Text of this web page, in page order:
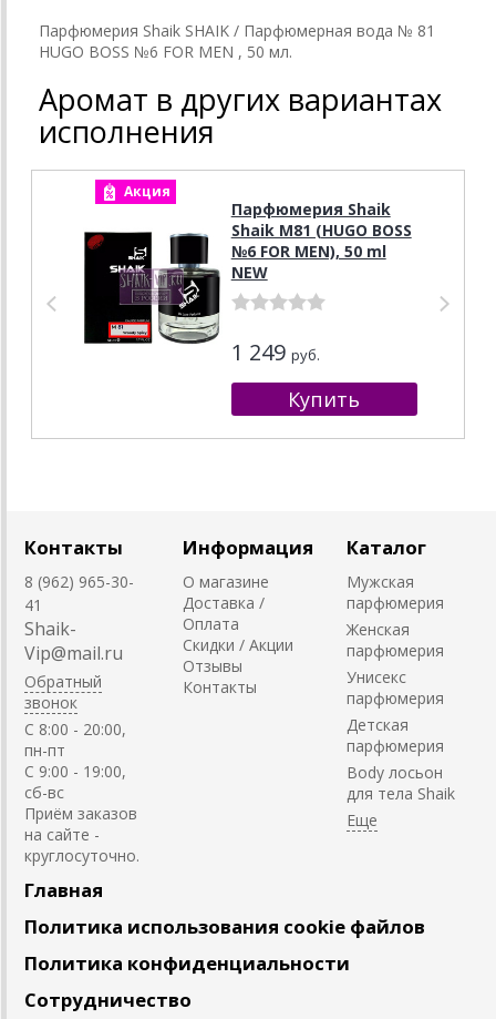
Парфюмерия Shaik SHAIK / Парфюмерная вода № 81
HUGO BOSS №6 FOR MEN , 50 мл.
Аромат в других вариантах
исполнения
Акция
Парфюмерия Shaik
Shaik M81 (HUGO BOSS
№6 FOR MEN), 50 ml
NEW
1 249 руб.
Контакты
8 (962) 965-30-
41
Shaik-
Vip@mail.ru
Обратный
звонок
C 8:00 - 20:00,
пн-пт
С 9:00 - 19:00,
сб-вс
Приём заказов
на сайте -
круглосуточно.
Информация
О магазине
Доставка /
Оплата
Скидки / Акции
Отзывы
Контакты
Каталог
Мужская
парфюмерия
Женская
парфюмерия
Унисекс
парфюмерия
Детская
парфюмерия
Body лосьон
для тела Shaik
Главная
Политика использования cookie файлов
Политика конфиденциальности
Сотрудничество